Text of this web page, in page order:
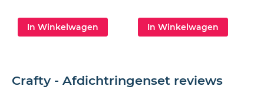
In Winkelwagen In Winkelwagen
Crafty - Afdichtringenset reviews